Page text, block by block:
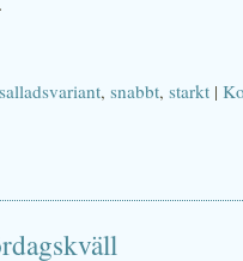
salladsvariant, snabbt, starkt |